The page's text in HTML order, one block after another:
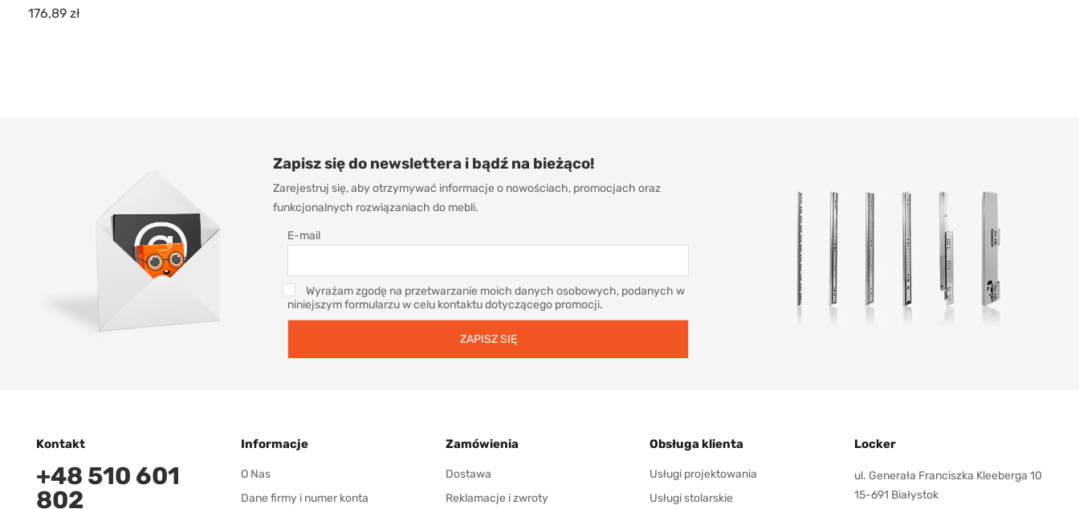
176,89 zł
Zapisz się do newslettera i bądź na bieżąco!
Zarejestruj się, aby otrzymywać informacje o nowościach, promocjach oraz
funkcjonalnych rozwiązaniach do mebli.
E-mail
Wyrażam zgodę na przetwarzanie moich danych osobowych, podanych w
niniejszym formularzu w celu kontaktu dotyczącego promocji.
Kontakt
+48 510 601
802
Informacje
O Nas
Dane firmy i numer konta
Zamówienia
Dostawa
Reklamacje i zwroty
Obsługa klienta
Usługi projektowania
Usługi stolarskie
Locker
ul. Generała Franciszka Kleeberga 10
15-691 Białystok